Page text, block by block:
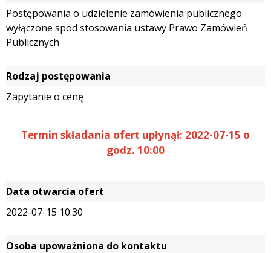
Postępowania o udzielenie zamówienia publicznego
wyłączone spod stosowania ustawy Prawo Zamówień
Publicznych
Rodzaj postępowania
Zapytanie o cenę
Termin składania ofert upłynął: 2022-07-15 o
godz. 10:00
Data otwarcia ofert
2022-07-15 10:30
Osoba upoważniona do kontaktu